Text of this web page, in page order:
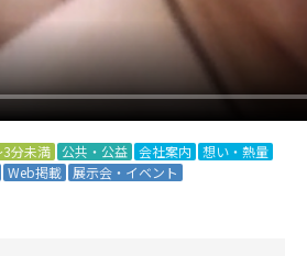
3分未満 公共・公益 会社案内 想い・熱量
Web掲載
展示会・イベント